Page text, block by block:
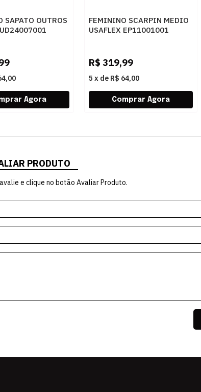
SAPATO OUTROS
FEMININO SCARPIN MEDIO
USAFLEX EP11001001
R$ 319,99
5 x de R$ 64,00
PRODUTO
e clique no botão Avaliar Produto.